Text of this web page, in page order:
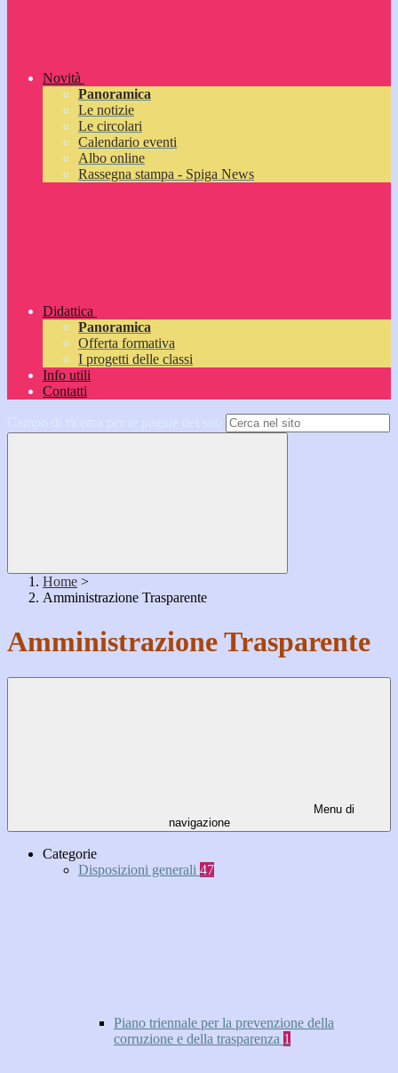
Novità
Panoramica
Le notizie
Le circolari
Calendario eventi
Albo online
Rassegna stampa - Spiga News
Didattica
Panoramica
Offerta formativa
I progetti delle classi
Info utili
Contatti
Home >
Amministrazione Trasparente
Amministrazione Trasparente
Menu di
navigazione
Categorie
Disposizioni generali 47
Piano triennale per la prevenzione della
corruzione e della trasparenza 1